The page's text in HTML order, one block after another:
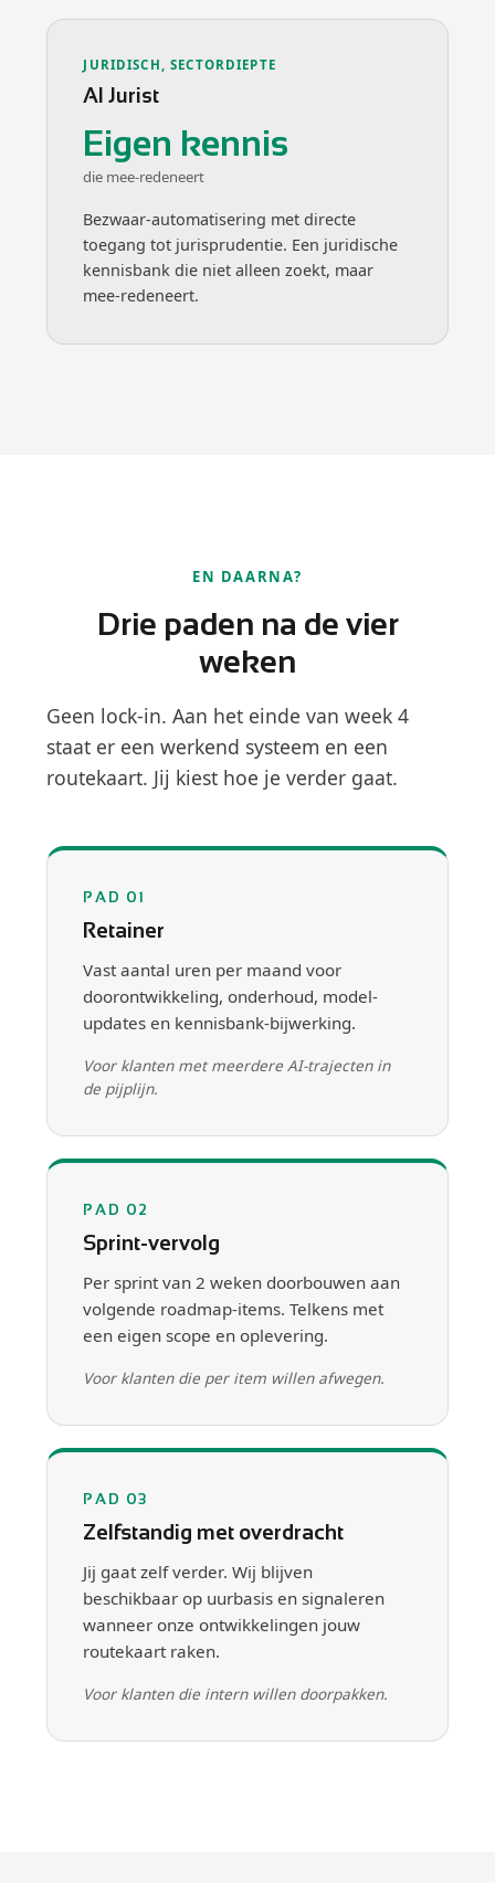
JURIDISCH, SECTORDIEPTE
AI Jurist
Eigen kennis
die mee-redeneert
Bezwaar-automatisering met directe
toegang tot jurisprudentie. Een juridische
kennisbank die niet alleen zoekt, maar
mee-redeneert.
EN DAARNA?
Drie paden na de vier
weken
Geen lock-in. Aan het einde van week 4
staat er een werkend systeem en een
routekaart. Jij kiest hoe je verder gaat.
PAD 01
Retainer
Vast aantal uren per maand voor
doorontwikkeling, onderhoud, model-
updates en kennisbank-bijwerking.
Voor klanten met meerdere AI-trajecten in
de pijplijn.
PAD 02
Sprint-vervolg
Per sprint van 2 weken doorbouwen aan
volgende roadmap-items. Telkens met
een eigen scope en oplevering.
Voor klanten die per item willen afwegen.
PAD 03
Zelfstandig met overdracht
Jij gaat zelf verder. Wij blijven
beschikbaar op uurbasis en signaleren
wanneer onze ontwikkelingen jouw
routekaart raken.
Voor klanten die intern willen doorpakken.